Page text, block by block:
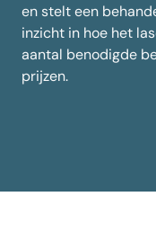
en stelt een
inzicht in hoe het
aantal benodigde
prijzen.